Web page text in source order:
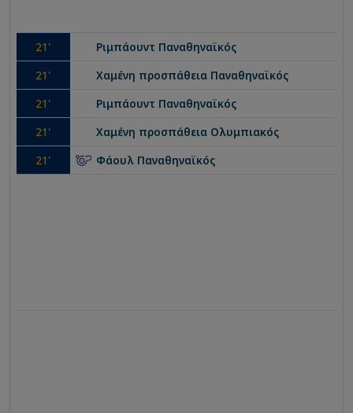
21 ' Ριμπάουντ Παναθηναϊκός
21 ' Χαμένη προσπάθεια Παναθηναϊκός
21 ' Ριμπάουντ Παναθηναϊκός
21 ' Χαμένη προσπάθεια Ολυμπιακός
21 ' Φάουλ Παναθηναϊκός